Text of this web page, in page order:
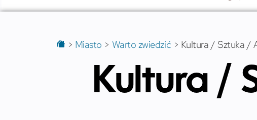
> Miasto > Warto zwiedzić > Kultura / Sztuka /
Kultura /